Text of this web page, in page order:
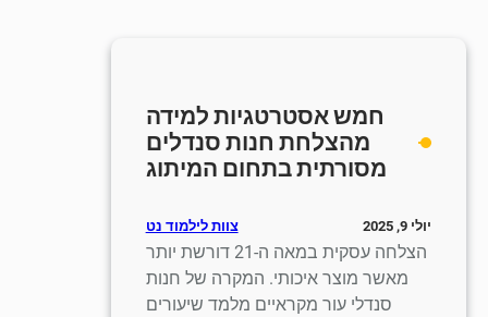
חמש אסטרטגיות למידה
מהצלחת חנות סנדלים
מסורתית בתחום המיתוג
יולי 9, 2025 צוות לילמוד נט
הצלחה עסקית במאה ה-21 דורשת יותר
מאשר מוצר איכותי. המקרה של חנות
סנדלי עור מקראיים מלמד שיעורים